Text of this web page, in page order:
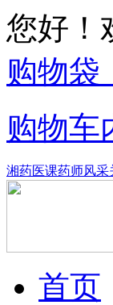
您好
购物袋
购物车
湘药医课药师风采
首页